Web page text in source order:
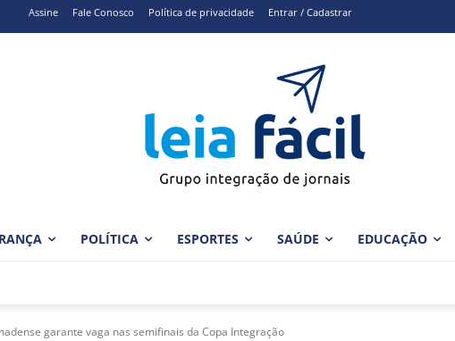
Assine Fale Conosco Política de privacidade Entrar / Cadastrar
POLÍTICA ESPORTES SAÚDE EDUCAÇÃO
garante vaga nas semifinais da Copa Integração